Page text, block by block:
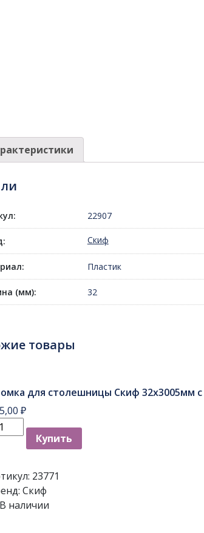
22907
Скиф
Пластик
(мм): 32
товары
для столешницы Скиф 32х3005мм
₽
Купить
23771
Скиф
В наличии